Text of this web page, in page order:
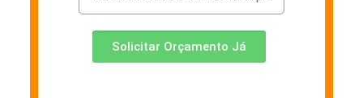
Solicitar Orçamento Já